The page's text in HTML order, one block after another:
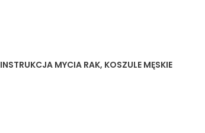
INSTRUKCJA MYCIA RAK, KOSZULE MĘSKIE